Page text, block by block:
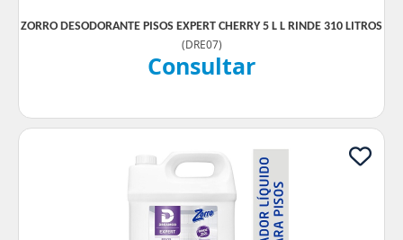
ZORRO DESODORANTE PISOS EXPERT CHERRY 5 L L RINDE 310 LITROS
(DRE07)
Consultar